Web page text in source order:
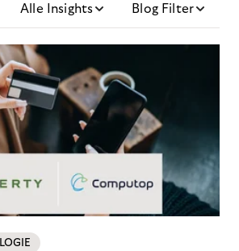
Alle Insights Blog Filter